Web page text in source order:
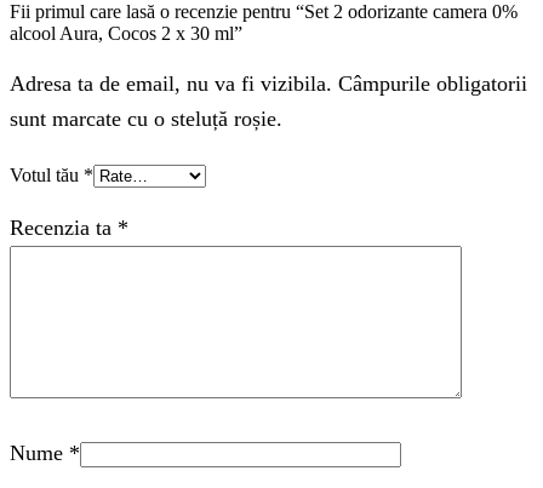
Fii primul care lasă o recenzie pentru “Set 2 odorizante camera 0%
alcool Aura, Cocos 2 x 30 ml”
Adresa ta de email, nu va fi vizibila. Câmpurile obligatorii
sunt marcate cu o steluță roșie.
Votul tău *
Recenzia ta *
Nume *